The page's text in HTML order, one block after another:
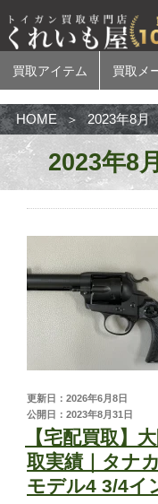
買取アイテム 買取メ
買取アイ
ガスガン
エアコッキング
モデルガン
ミリタリーグッ
ナイフ
日本刀・模造刀
アーチェリー
HOME 2023年8月
2023年8
更新日：2026年6月8日
公開日：2023年8月31日
【宅配買取】
取実績｜タナ
モデル4 3/4イ